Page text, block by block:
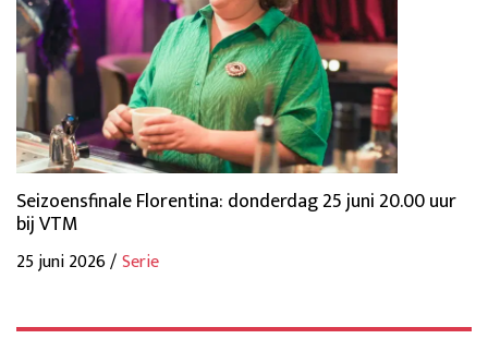
Seizoensfinale Florentina: donderdag 25 juni 20.00 uur
bij VTM
25 juni 2026 /Serie